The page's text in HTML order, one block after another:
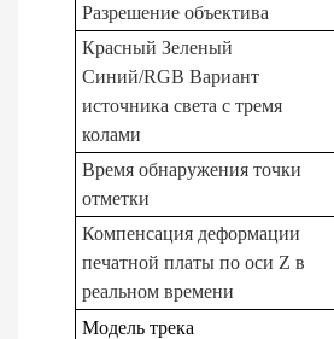
Разрешение объектива
Красный Зеленый
Синий/RGB Вариант
источника света с тремя
колами
Время обнаружения точки
отметки
Компенсация деформации
печатной платы по оси Z в
реальном времени
Модель трека